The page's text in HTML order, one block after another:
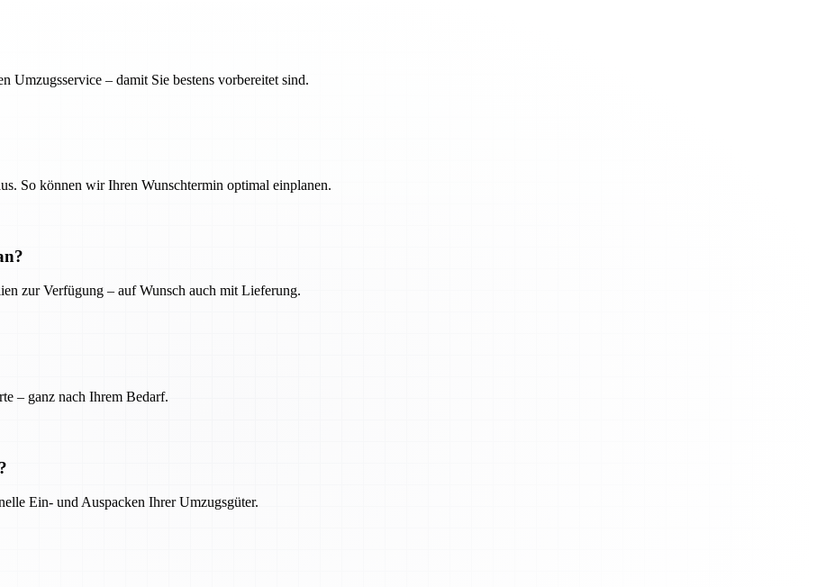
Umzugsservice – damit Sie bestens vorbereitet sind.
So können wir Ihren Wunschtermin optimal einplanen.
zur Verfügung – auf Wunsch auch mit Lieferung.
– ganz nach Ihrem Bedarf.
Ein- und Auspacken Ihrer Umzugsgüter.